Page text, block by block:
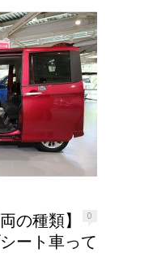
0
の種類】
ート車って